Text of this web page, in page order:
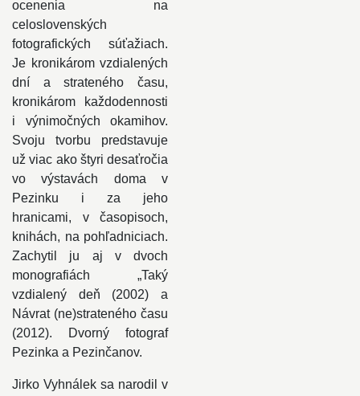
ocenenia na
celoslovenských
fotografických súťažiach.
Je kronikárom vzdialených
dní a strateného času,
kronikárom každodennosti
i výnimočných okamihov.
Svoju tvorbu predstavuje
už viac ako štyri desaťročia
vo výstavách doma v
Pezinku i za jeho
hranicami, v časopisoch,
knihách, na pohľadniciach.
Zachytil ju aj v dvoch
monografiách „Taký
vzdialený deň (2002) a
Návrat (ne)strateného času
(2012). Dvorný fotograf
Pezinka a Pezinčanov.
Jirko Vyhnálek sa narodil v